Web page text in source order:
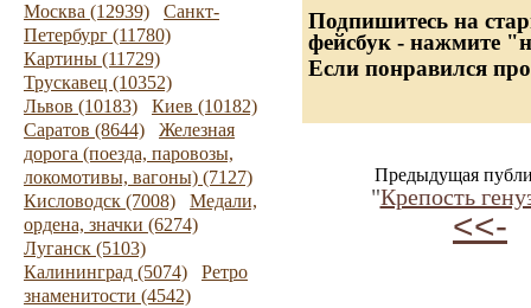
Москва (12939)
Санкт-
Петербург (11780)
Картины (11729)
Трускавец (10352)
Львов (10183)
Киев (10182)
Саратов (8644)
Железная
дорога (поезда, паровозы,
локомотивы, вагоны) (7127)
Кисловодск (7008)
Медали,
ордена, значки (6274)
Луганск (5103)
Калининград (5074)
Ретро
знаменитости (4542)
Подпишитесь на
фейсбук - нажмите
Если понравился
Предыдущая
"Крепость
<<-